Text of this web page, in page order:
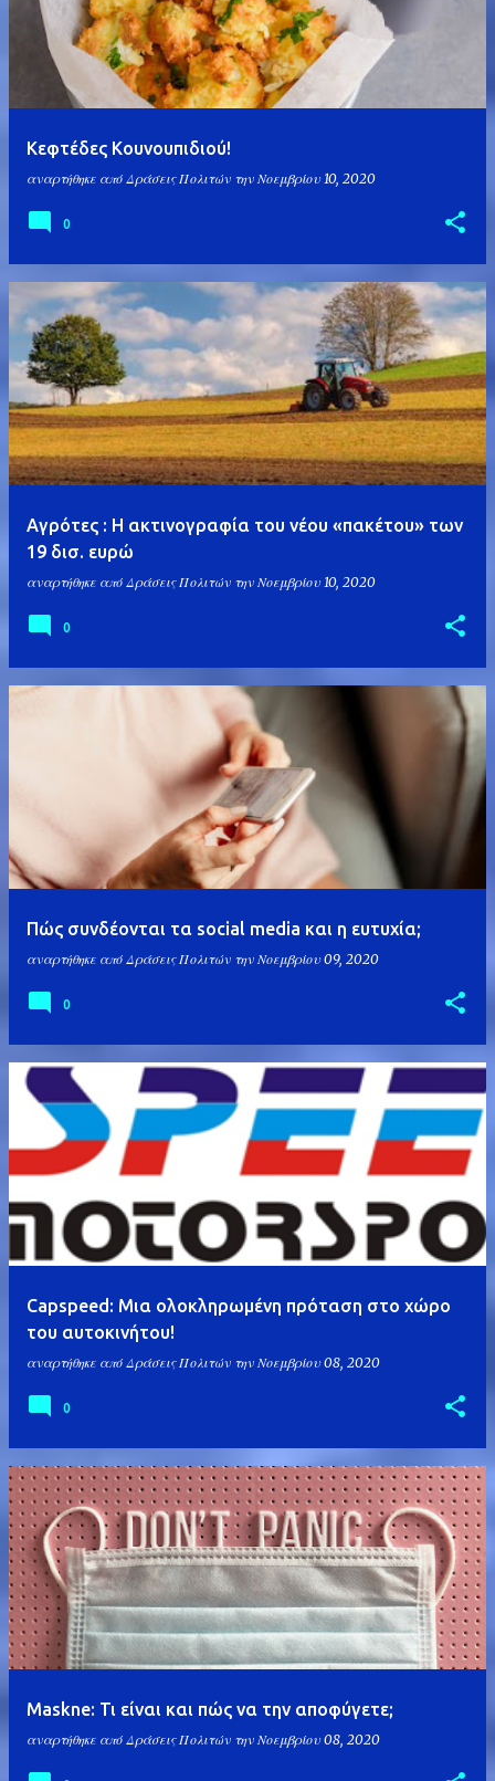
Κεφτέδες Κουνουπιδιού!
αναρτήθηκε από Δράσεις Πολιτών την Νοεμβρίου 10, 2020
0
Αγρότες : Η ακτινογραφία του νέου «πακέτου» των
19 δισ. ευρώ
αναρτήθηκε από Δράσεις Πολιτών την Νοεμβρίου 10, 2020
0
Πώς συνδέονται τα social media και η ευτυχία;
αναρτήθηκε από Δράσεις Πολιτών την Νοεμβρίου 09, 2020
0
Capspeed: Μια ολοκληρωμένη πρόταση στο χώρο
του αυτοκινήτου!
αναρτήθηκε από Δράσεις Πολιτών την Νοεμβρίου 08, 2020
0
Maskne: Τι είναι και πώς να την αποφύγετε;
αναρτήθηκε από Δράσεις Πολιτών την Νοεμβρίου 08, 2020